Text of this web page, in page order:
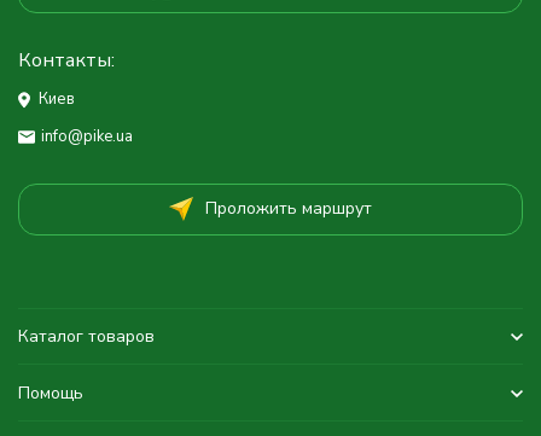
Контакты:
Киев
info@pike.ua
Проложить маршрут
Каталог товаров
Помощь